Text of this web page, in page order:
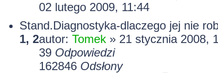
02 lutego 2009, 11:44
Stand.Diagnostyka-dlaczego jej nie
1, 2autor: Tomek » 21 stycznia 2008,
39 Odpowiedzi
162846 Odsłony